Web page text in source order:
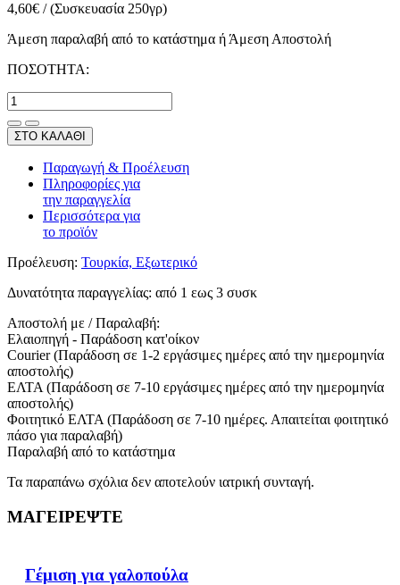
4,60€ /(Συσκευασία 250γρ)
Άμεση παραλαβή από το κατάστημα ή Άμεση Αποστολή
ΠΟΣΟΤΗΤΑ:
ΣΤΟ ΚΑΛΑΘΙ
Παραγωγή & Προέλευση
Πληροφορίες για
την παραγγελία
Περισσότερα για
το προϊόν
Προέλευση: Τουρκία, Εξωτερικό
Δυνατότητα παραγγελίας: από 1 εως 3 συσκ
Αποστολή με / Παραλαβή:
Ελαιοπηγή - Παράδοση κατ'οίκον
Courier (Παράδοση σε 1-2 εργάσιμες ημέρες από την ημερομηνία
αποστολής)
ΕΛΤΑ (Παράδοση σε 7-10 εργάσιμες ημέρες από την ημερομηνία
αποστολής)
Φοιτητικό ΕΛΤΑ (Παράδοση σε 7-10 ημέρες. Απαιτείται φοιτητικό
πάσο για παραλαβή)
Παραλαβή από το κατάστημα
Τα παραπάνω σχόλια δεν αποτελούν ιατρική συνταγή.
ΜΑΓΕΙΡΕΨΤΕ
Γέμιση για γαλοπούλα